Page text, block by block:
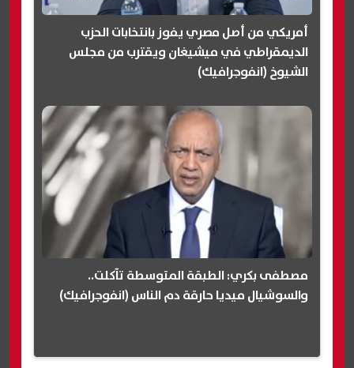
أمريكي من أصل مصري يفوز بانتخابات الحزب
الديمقراطي في ميشيغان ويقترب من مجلس
الشيوخ (انفوجرافيك)
مصطفى بكري: الطبقة المتوسطة تآكلت..
والسوشيال ميديا حارقة دم الناس (انفوجرافيك)